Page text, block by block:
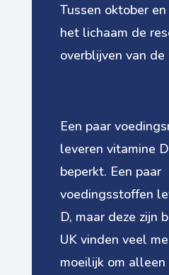
Tussen oktober
het lichaam de
overblijven van de
Een paar
leveren vitamine
beperkt. Een paar
voedingsstoffen
D, maar deze zijn
UK vinden veel
moeilijk om